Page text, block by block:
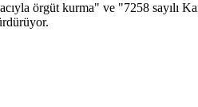
örgüt kurma" ve "7258 sayılı